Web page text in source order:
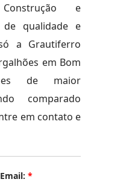
e
de qualidade e
a Grautiferro
em Bom
de maior
comparado
em contato e
Email: *